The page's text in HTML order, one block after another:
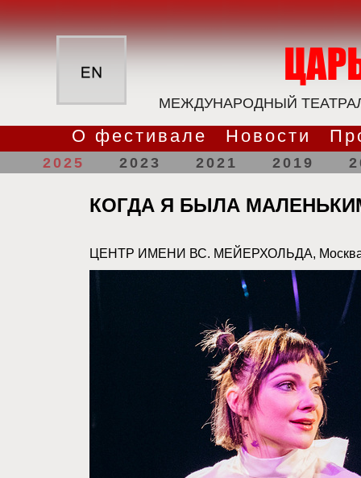
МЕЖДУНАРОДНЫЙ
О фестивале Новости
2025 2023 2021 2019
КОГДА Я БЫЛА
ЦЕНТР ИМЕНИ ВС. МЕЙЕРХОЛЬДА,